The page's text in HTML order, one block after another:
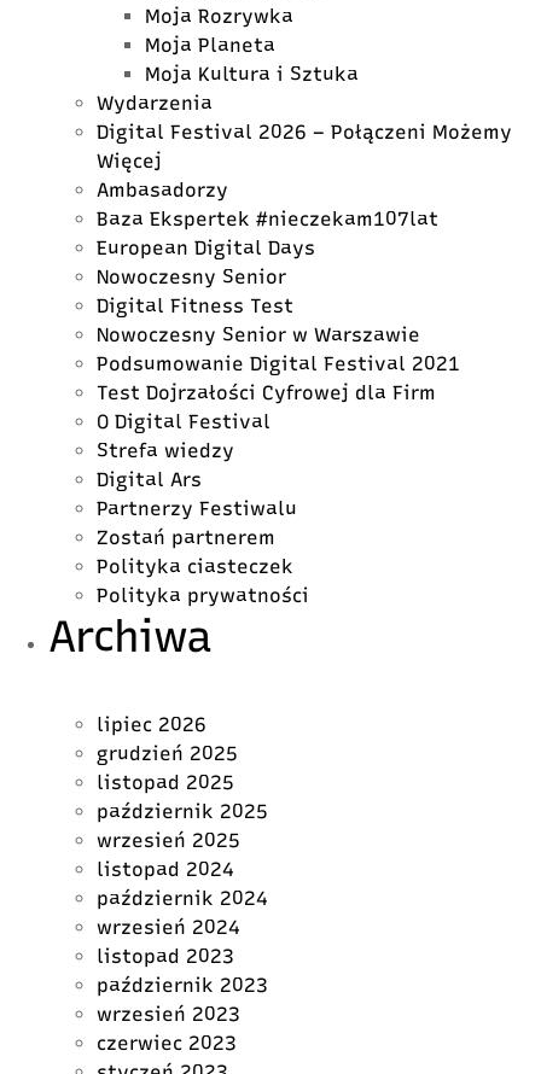
Moja Rozrywka
Moja Planeta
Moja Kultura i Sztuka
Wydarzenia
Digital Festival 2026 – Połączeni Możemy
Więcej
Ambasadorzy
Baza Ekspertek #nieczekam107lat
European Digital Days
Nowoczesny Senior
Digital Fitness Test
Nowoczesny Senior w Warszawie
Podsumowanie Digital Festival 2021
Test Dojrzałości Cyfrowej dla Firm
O Digital Festival
Strefa wiedzy
Digital Ars
Partnerzy Festiwalu
Zostań partnerem
Polityka ciasteczek
Polityka prywatności
Archiwa
lipiec 2026
grudzień 2025
listopad 2025
październik 2025
wrzesień 2025
listopad 2024
październik 2024
wrzesień 2024
listopad 2023
październik 2023
wrzesień 2023
czerwiec 2023